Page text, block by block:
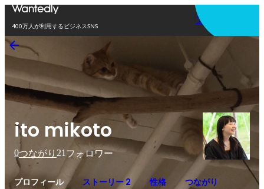
400万人が利用するビジネスSNS
アプリを使う
ito mikoto
0つながり 21 フォロワー
プロフィール ストーリー 2 性格 つながり